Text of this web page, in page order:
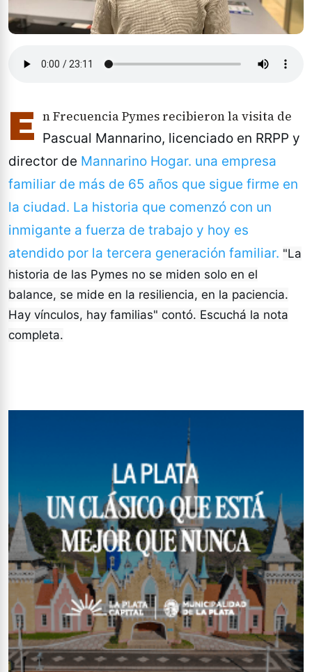
E n Frecuencia Pymes recibieron la visita de
Pascual Mannarino, licenciado en RRPP y
director de Mannarino Hogar. una empresa
familiar de más de 65 años que sigue firme en
la ciudad. La historia que comenzó con un
inmigante a fuerza de trabajo y hoy es
atendido por la tercera generación familiar. "La
historia de las Pymes no se miden solo en el
balance, se mide en la resiliencia, en la paciencia.
Hay vínculos, hay familias" contó. Escuchá la nota
completa.